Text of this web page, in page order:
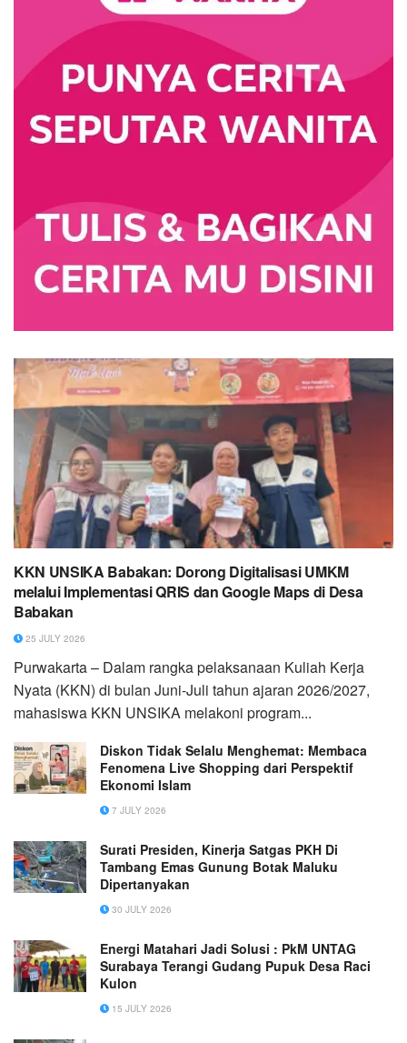
KKN UNSIKA Babakan: Dorong Digitalisasi UMKM
melalui Implementasi QRIS dan Google Maps di Desa
Babakan
25 JULY 2026
Purwakarta – Dalam rangka pelaksanaan Kuliah Kerja
Nyata (KKN) di bulan Juni-Juli tahun ajaran 2026/2027,
mahasiswa KKN UNSIKA melakoni program...
Diskon Tidak Selalu Menghemat: Membaca
Fenomena Live Shopping dari Perspektif
Ekonomi Islam
7 JULY 2026
Surati Presiden, Kinerja Satgas PKH Di
Tambang Emas Gunung Botak Maluku
Dipertanyakan
30 JULY 2026
Energi Matahari Jadi Solusi : PkM UNTAG
Surabaya Terangi Gudang Pupuk Desa Raci
Kulon
15 JULY 2026